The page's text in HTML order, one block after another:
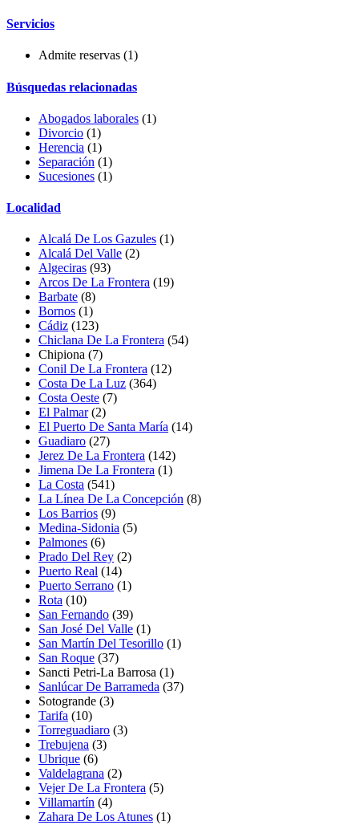
Servicios
Admite reservas (1)
Búsquedas relacionadas
Abogados laborales (1)
Divorcio (1)
Herencia (1)
Separación (1)
Sucesiones (1)
Localidad
Alcalá De Los Gazules (1)
Alcalá Del Valle (2)
Algeciras (93)
Arcos De La Frontera (19)
Barbate (8)
Bornos (1)
Cádiz (123)
Chiclana De La Frontera (54)
Chipiona (7)
Conil De La Frontera (12)
Costa De La Luz (364)
Costa Oeste (7)
El Palmar(2)
El Puerto De Santa María (14)
Guadiaro (27)
Jerez De La Frontera (142)
Jimena De La Frontera (1)
La Costa (541)
La Línea De La Concepción (8)
Los Barrios (9)
Medina-Sidonia (5)
Palmones (6)
Prado Del Rey (2)
Puerto Real (14)
Puerto Serrano (1)
Rota (10)
San Fernando (39)
San José Del Valle (1)
San Martín Del Tesorillo (1)
San Roque (37)
Sancti Petri-La Barrosa (1)
Sanlúcar De Barrameda (37)
Sotogrande (3)
Tarifa (10)
Torreguadiaro (3)
Trebujena (3)
Ubrique (6)
Valdelagrana (2)
Vejer De La Frontera (5)
Villamartín (4)
Zahara De Los Atunes (1)